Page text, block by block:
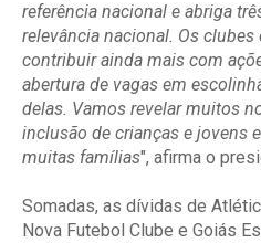
referência nacional e abriga
relevância nacional. Os
contribuir ainda mais com
abertura de vagas em
delas. Vamos revelar muitos
inclusão de crianças e jovens
muitas famílias", afirma o
Somadas, as dívidas de
Nova Futebol Clube e Goiás